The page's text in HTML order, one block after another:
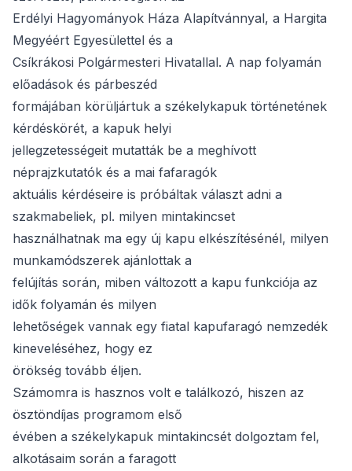
Erdélyi Hagyományok Háza Alapítvánnyal, a Hargita
Megyéért Egyesülettel és a
Csíkrákosi Polgármesteri Hivatallal. A nap folyamán
előadások és párbeszéd
formájában körüljártuk a székelykapuk történetének
kérdéskörét, a kapuk helyi
jellegzetességeit mutatták be a meghívott
néprajzkutatók és a mai fafaragók
aktuális kérdéseire is próbáltak választ adni a
szakmabeliek, pl. milyen mintakincset
használhatnak ma egy új kapu elkészítésénél, milyen
munkamódszerek ajánlottak a
felújítás során, miben változott a kapu funkciója az
idők folyamán és milyen
lehetőségek vannak egy fiatal kapufaragó nemzedék
kineveléséhez, hogy ez
örökség tovább éljen.
Számomra is hasznos volt e találkozó, hiszen az
ösztöndíjas programom első
évében a székelykapuk mintakincsét dolgoztam fel,
alkotásaim során a faragott